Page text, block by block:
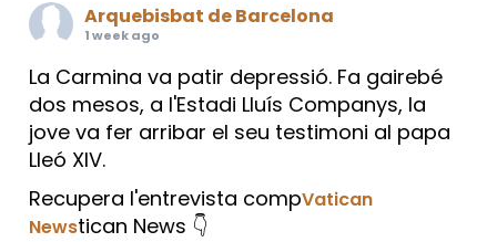
Arquebisbat de Barcelona
1 week ago
La Carmina va patir depressió. Fa gairebé
dos mesos, a l'Estadi Lluís Companys, la
jove va fer arribar el seu testimoni al papa
Lleó XIV.
Recupera l'entrevista compVatican
Newstican News 👇